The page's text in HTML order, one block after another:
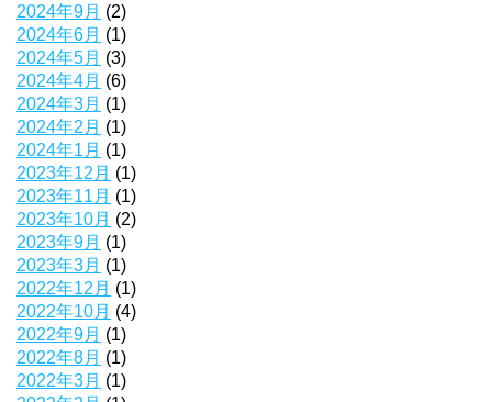
2024年9月 (2)
2024年6月 (1)
2024年5月 (3)
2024年4月 (6)
2024年3月 (1)
2024年2月 (1)
2024年1月 (1)
2023年12月 (1)
2023年11月 (1)
2023年10月 (2)
2023年9月 (1)
2023年3月 (1)
2022年12月 (1)
2022年10月 (4)
2022年9月 (1)
2022年8月 (1)
2022年3月 (1)